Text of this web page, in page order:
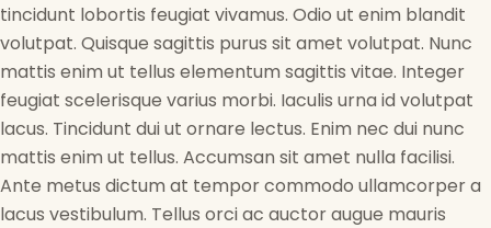
tincidunt lobortis feugiat vivamus. Odio ut enim blandit
volutpat. Quisque sagittis purus sit amet volutpat. Nunc
mattis enim ut tellus elementum sagittis vitae. Integer
feugiat scelerisque varius morbi. Iaculis urna id volutpat
lacus. Tincidunt dui ut ornare lectus. Enim nec dui nunc
mattis enim ut tellus. Accumsan sit amet nulla facilisi.
Ante metus dictum at tempor commodo ullamcorper a
lacus vestibulum. Tellus orci ac auctor augue mauris